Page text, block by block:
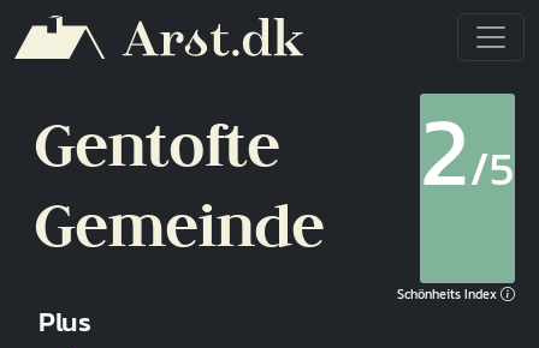
Gentofte
Gemeinde
2/5
Schönheits Index
Plus